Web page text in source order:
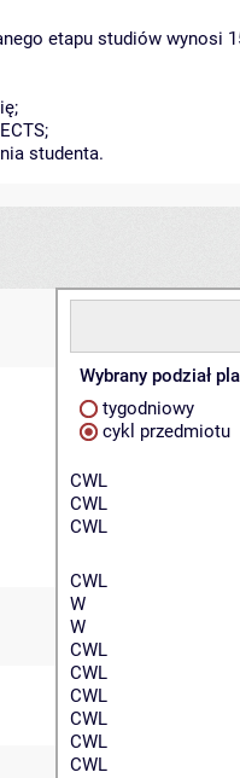
etapu studiów wynosi
studenta.
Wybrany podział
tygodniowy
cykl przedmiotu
CWL
CWL
CWL
CWL
W
W
CWL
CWL
CWL
CWL
CWL
CWL